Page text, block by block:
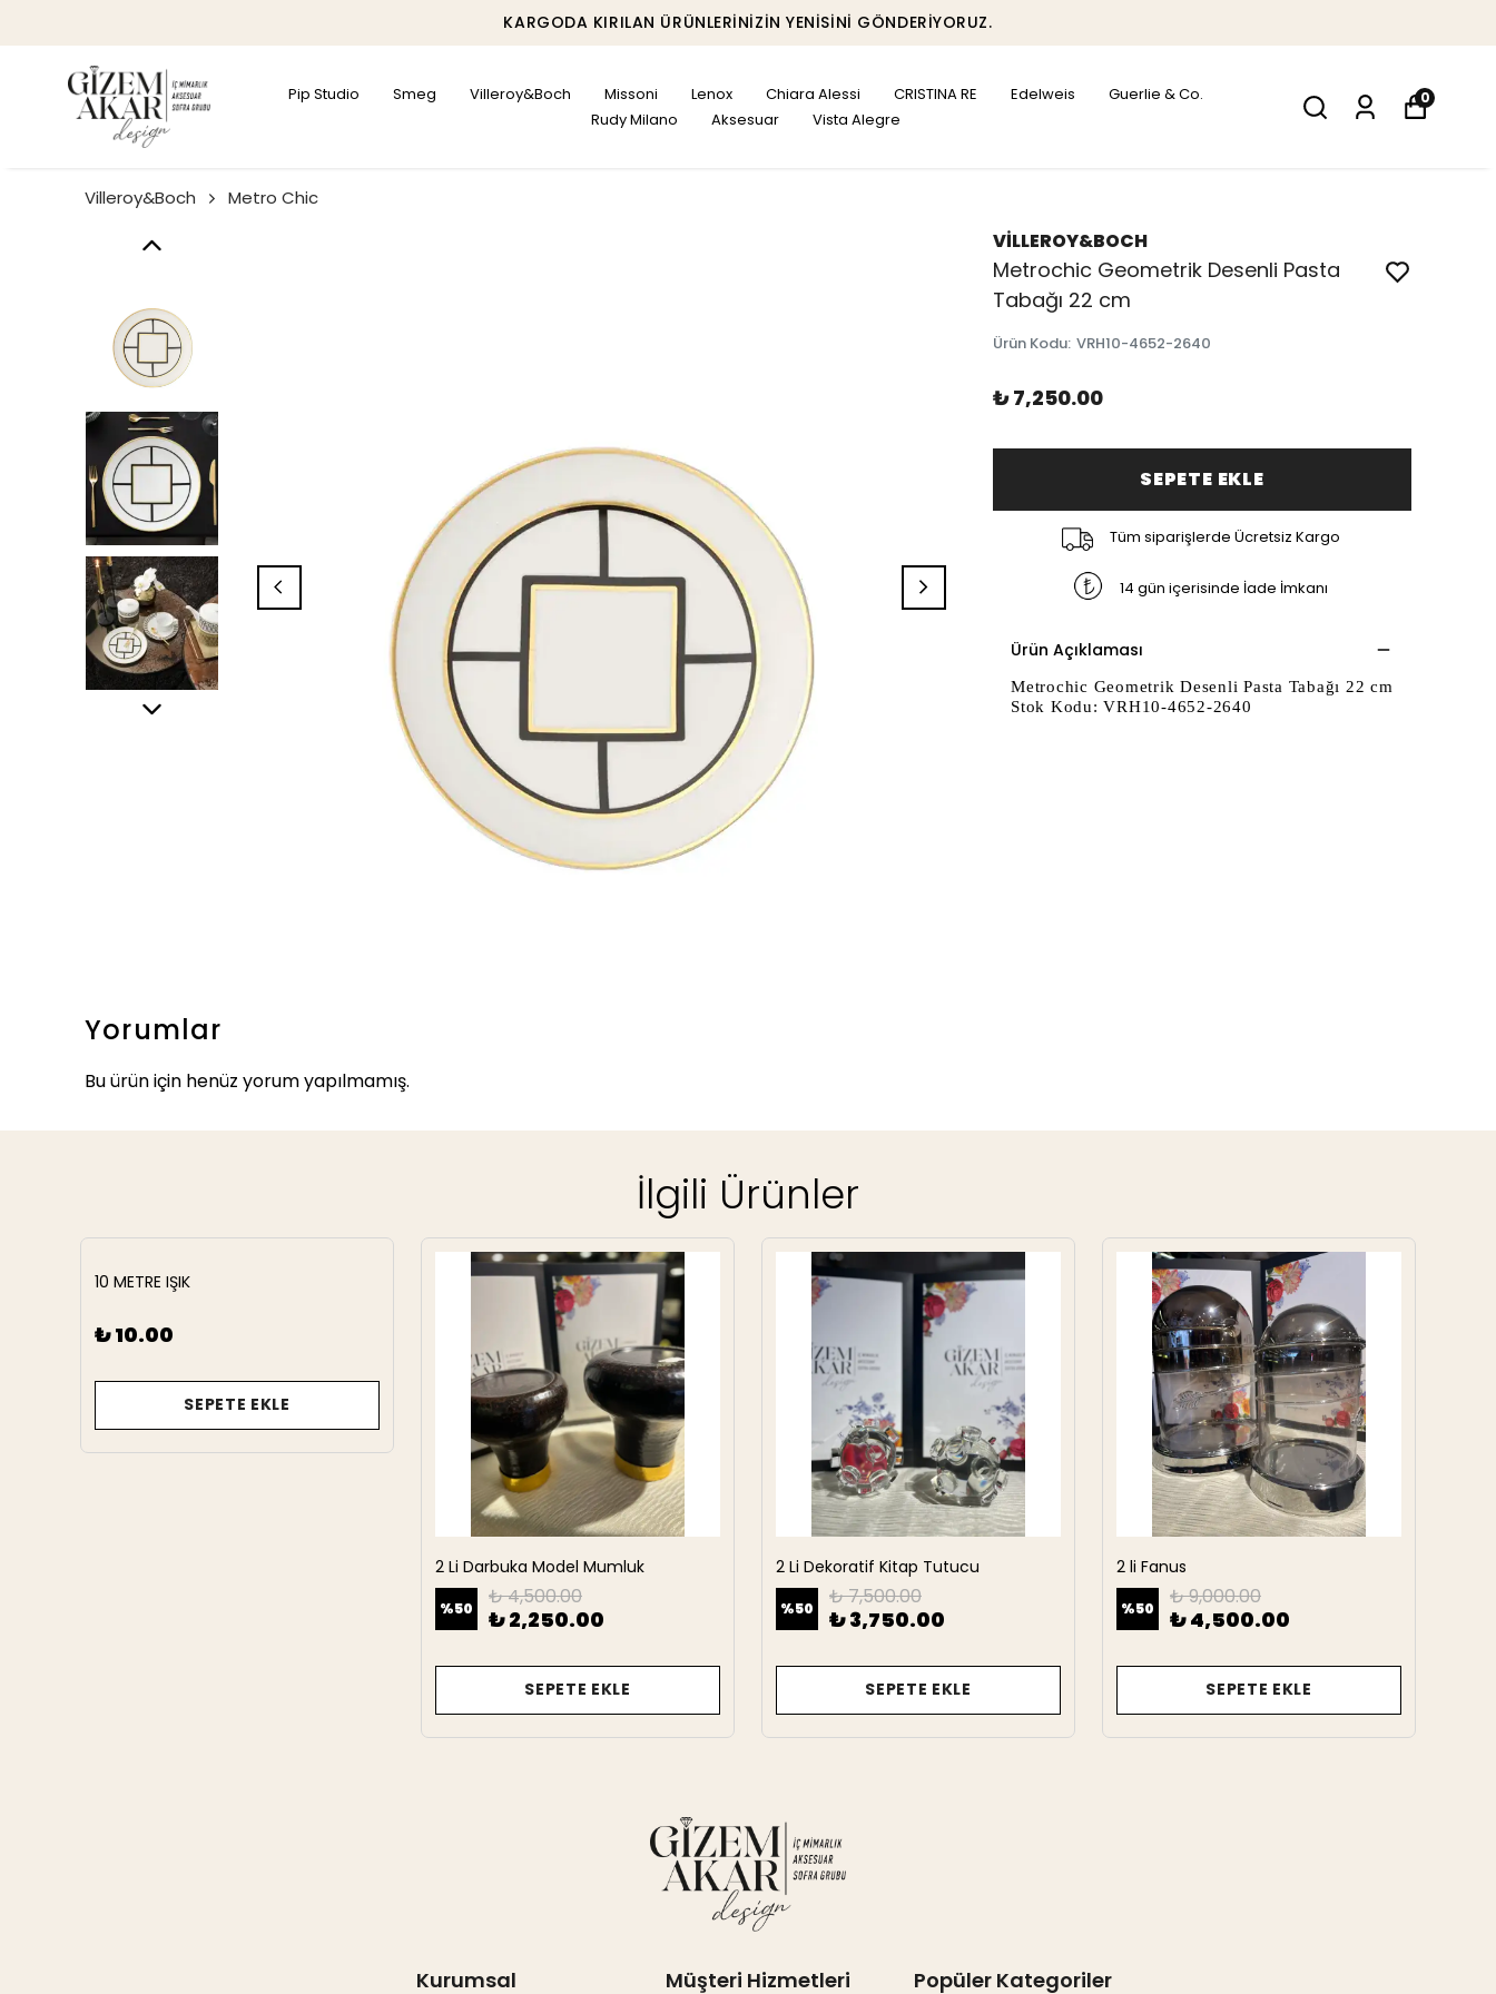
KARGODA KIRILAN ÜRÜNLERINIZIN YENISINI GÖNDERIYORUZ.
Pip Studio Smeg Villeroy&Boch Missoni Lenox Chiara Alessi CRISTINA RE Edelweis
Guerlie & Co.
Rudy Milano
Aksesuar Vista Alegre
0
Villeroy&Boch Metro Chic
VİLLEROY&BOCH
Metrochic Geometrik Desenli Pasta
Tabağı 22 cm
Ürün Kodu: VRH10-4652-2640
₺ 7,250.00
SEPETE EKLE
Tüm siparişlerde Ücretsiz Kargo
14 gün içerisinde İade İmkanı
Ürün Açıklaması
Metrochic Geometrik Desenli Pasta Tabağı 22 cm
Stok Kodu: VRH10-4652-2640
Yorumlar
Bu ürün için henüz yorum yapılmamış.
İlgili Ürünler
10 METRE IŞIK
₺ 10.00
SEPETE EKLE
2 Li Darbuka Model Mumluk
%50 ₺ 4,500.00
₺ 2,250.00
SEPETE EKLE
2 Li Dekoratif Kitap Tutucu
%50 ₺ 7,500.00
₺ 3,750.00
SEPETE EKLE
2 li Fanus
%50 ₺ 9,000.00
₺ 4,500.00
SEPETE EKLE
Kurumsal Müşteri Hizmetleri Popüler Kategoriler